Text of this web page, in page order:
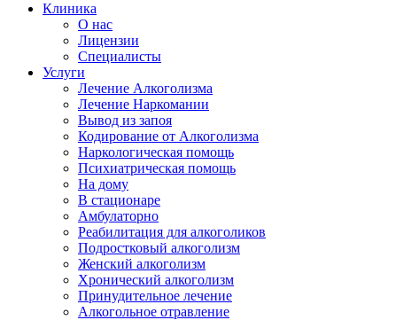
Клиника
О нас
Лицензии
Специалисты
Услуги
Лечение Алкоголизма
Лечение Наркомании
Вывод из запоя
Кодирование от Алкоголизма
Наркологическая помощь
Психиатрическая помощь
На дому
В стационаре
Амбулаторно
Реабилитация для алкоголиков
Подростковый алкоголизм
Женский алкоголизм
Хронический алкоголизм
Принудительное лечение
Алкогольное отравление